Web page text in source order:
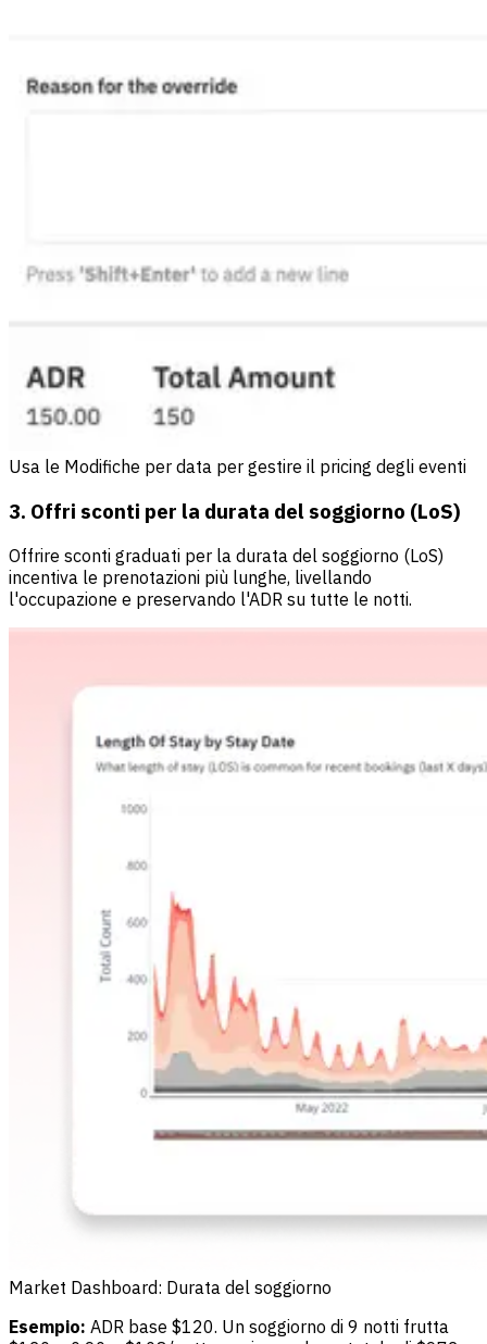
Usa le Modifiche per data per gestire il pricing degli eventi
3. Offri sconti per la durata del soggiorno (LoS)
Offrire sconti graduati per la durata del soggiorno (LoS)
incentiva le prenotazioni più lunghe, livellando
l'occupazione e preservando l'ADR su tutte le notti.
Market Dashboard: Durata del soggiorno
Esempio: ADR base $120. Un soggiorno di 9 notti frutta